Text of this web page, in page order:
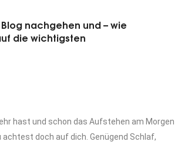
nachgehen und – wie
die wichtigsten
hast und schon das Aufstehen am Morgen
doch auf dich. Genügend Schlaf,